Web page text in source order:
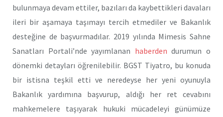
bulunmaya devam ettiler, bazıları da kaybettikleri davaları
ileri bir aşamaya taşımayı tercih etmediler ve Bakanlık
desteğine de başvurmadılar. 2019 yılında Mimesis Sahne
Sanatları Portali’nde yayımlanan haberden durumun o
dönemki detayları öğrenilebilir. BGST Tiyatro, bu konuda
bir istisna teşkil etti ve neredeyse her yeni oyunuyla
Bakanlık yardımına başvurup, aldığı her ret cevabını
mahkemelere taşıyarak hukuki mücadeleyi günümüze